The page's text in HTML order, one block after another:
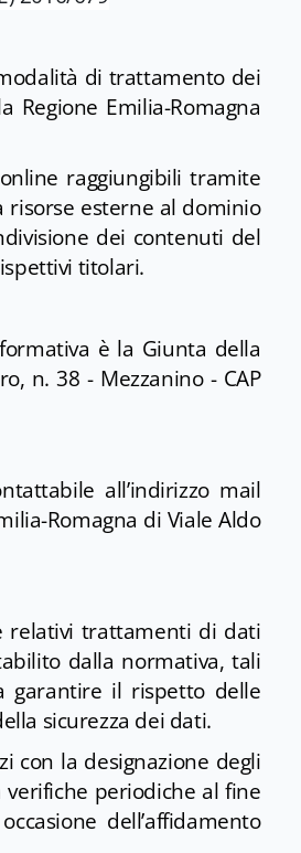
di trattamento dei
Emilia-Romagna
raggiungibili tramite
esterne al dominio
dei contenuti del
titolari.
è la Giunta della
n. 38 - Mezzanino - CAP
all’indirizzo mail
Romagna di Viale Aldo
relativi trattamenti di dati
dalla normativa, tali
garantire il rispetto delle
sicurezza dei dati.
con la designazione degli
periodiche al fine
dell’affidamento